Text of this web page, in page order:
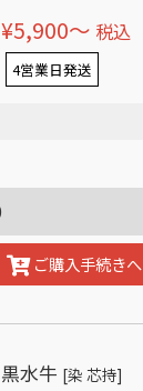
¥5,900〜 税込
4営業日発送
ご購入手続きへ
黒水牛 [染 芯持]